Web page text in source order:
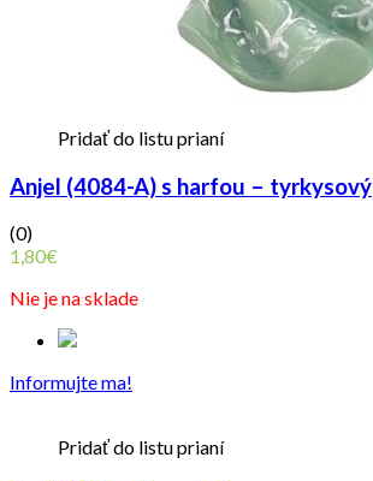
Pridať do listu prianí
Anjel (4084-A) s harfou – tyrkysový
(0)
1,80€
Nie je na sklade
Informujte ma!
Pridať do listu prianí